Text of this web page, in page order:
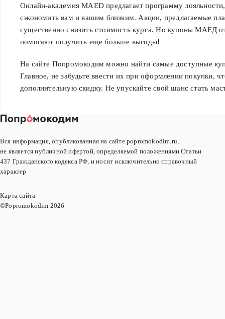
Онлайн-академия MAED предлагает программу
сэкономить вам и вашим близким. Акции, предлагаемые
существенно снизить стоимость курса. Но купоны МАЕД
помогают получить еще больше выгоды!
На сайте Попромокодим можно найти самые доступные
Главное, не забудьте ввести их при оформлении покупки,
дополнительную скидку. Не упускайте свой шанс стать
©Popromokodim 2026
Карта сайта
Вся информация, опубликованная на сайте popromokodim.ru,
не является публичной офертой, определяемой положениями Статьи
437 Гражданского кодекса РФ, и носит исключительно справочный
характер